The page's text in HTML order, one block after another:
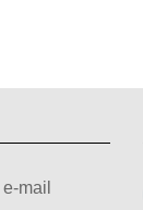
mail